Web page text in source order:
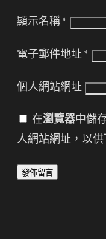
顯示名稱 *
電子郵件地址 *
個人網站網址
在瀏覽器中儲
人網站網址，以